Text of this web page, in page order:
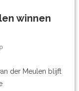
winnen
der Meulen blijft